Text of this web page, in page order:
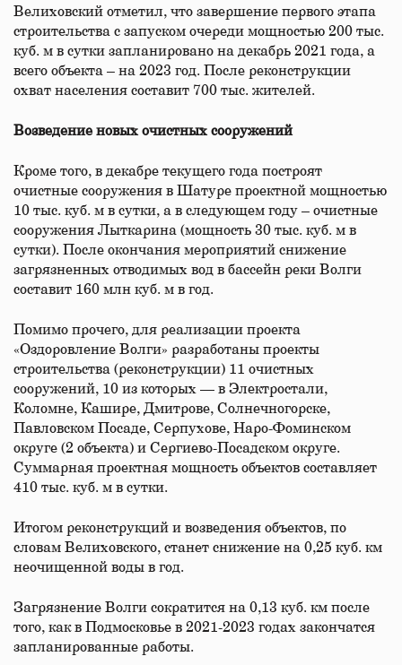
Велиховский отметил, что завершение первого этапа
строительства с запуском очереди мощностью 200 тыс.
куб. м в сутки запланировано на декабрь 2021 года, а
всего объекта – на 2023 год. После реконструкции
охват населения составит 700 тыс. жителей.
Возведение новых очистных сооружений
Кроме того, в декабре текущего года построят
очистные сооружения в Шатуре проектной мощностью
10 тыс. куб. м в сутки, а в следующем году – очистные
сооружения Лыткарина (мощность 30 тыс. куб. м в
сутки). После окончания мероприятий снижение
загрязненных отводимых вод в бассейн реки Волги
составит 160 млн куб. м в год.
Помимо прочего, для реализации проекта
«Оздоровление Волги» разработаны проекты
строительства (реконструкции) 11 очистных
сооружений, 10 из которых — в Электростали,
Коломне, Кашире, Дмитрове, Солнечногорске,
Павловском Посаде, Серпухове, Наро-Фоминском
округе (2 объекта) и Сергиево-Посадском округе.
Суммарная проектная мощность объектов составляет
410 тыс. куб. м в сутки.
Итогом реконструкций и возведения объектов, по
словам Велиховского, станет снижение на 0,25 куб. км
неочищенной воды в год.
Загрязнение Волги сократится на 0,13 куб. км после
того, как в Подмосковье в 2021-2023 годах закончатся
запланированные работы.